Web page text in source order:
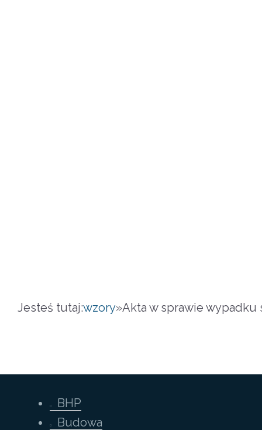
Jesteś tutaj:wzory»Akta w sprawie wypadku
BHP
Budowa